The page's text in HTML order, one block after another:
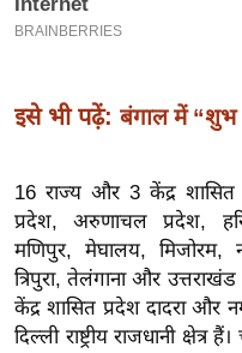
र
ल
मि
सा
ल
श
ख्सि
इसे भी पढ़ें: बंगाल में “शुभ
16 राज्य और 3 केंद्र शासित
प्रदेश, अरुणाचल प्रदेश,
मणिपुर, मेघालय, मिजोरम,
त्रिपुरा, तेलंगाना और
केंद्र शासित प्रदेश दादरा
दिल्ली राष्ट्रीय राजधानी